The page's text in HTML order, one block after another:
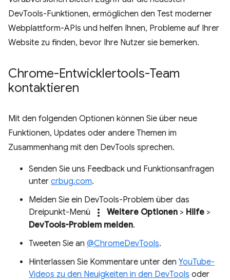
DevTools-Funktionen, ermöglichen den Test moderner
Webplattform-APIs und helfen Ihnen, Probleme auf Ihrer
Website zu finden, bevor Ihre Nutzer sie bemerken.
Chrome-Entwicklertools-Team
kontaktieren
Mit den folgenden Optionen können Sie über neue
Funktionen, Updates oder andere Themen im
Zusammenhang mit den DevTools sprechen.
Senden Sie uns Feedback und Funktionsanfragen
unter crbug.com.
Melden Sie ein DevTools-Problem über das
Dreipunkt-Menü
more_vert Weitere Optionen > Hilfe >
DevTools-Problem melden.
Tweeten Sie an @ChromeDevTools.
Hinterlassen Sie Kommentare unter den YouTube-
Videos zu den Neuigkeiten in den DevTools oder